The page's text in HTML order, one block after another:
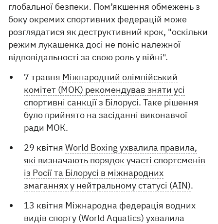
глобальної безпеки. Пом’якшення обмежень з
боку окремих спортивних федерацій може
розглядатися як деструктивний крок, "оскільки
режим лукашенка досі не поніс належної
відповідальності за свою роль у війні".
7 травня Міжнародний олімпійський
комітет (МОК) рекомендував зняти усі
спортивні санкції з Білорусі. Таке рішення
було прийнято на засіданні виконавчої
ради МОК.
29 квітняWorld Boxing ухвалила правила,
які визначають порядок участі спортсменів
із Росії та Білорусі в міжнародних
змаганнях у нейтральному статусі (AIN).
13 квітня Міжнародна федерація водних
видів спорту (World Aquatics) ухвалила